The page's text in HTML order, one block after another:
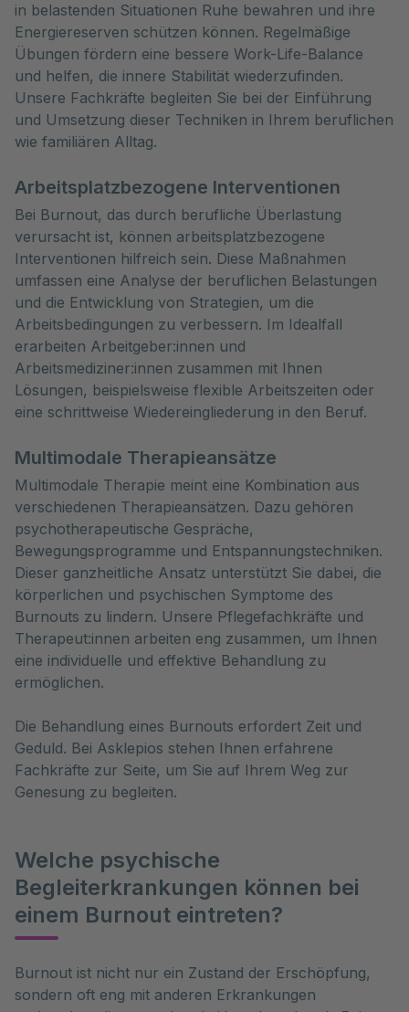
in belastenden Situationen Ruhe bewahren und ihre
Energiereserven schützen können. Regelmäßige
Übungen fördern eine bessere Work-Life-Balance
und helfen, die innere Stabilität wiederzufinden.
Unsere Fachkräfte begleiten Sie bei der Einführung
und Umsetzung dieser Techniken in Ihrem beruflichen
wie familiären Alltag.
Arbeitsplatzbezogene Interventionen
Bei Burnout, das durch berufliche Überlastung
verursacht ist, können arbeitsplatzbezogene
Interventionen hilfreich sein. Diese Maßnahmen
umfassen eine Analyse der beruflichen Belastungen
und die Entwicklung von Strategien, um die
Arbeitsbedingungen zu verbessern. Im Idealfall
erarbeiten Arbeitgeber:innen und
Arbeitsmediziner:innen zusammen mit Ihnen
Lösungen, beispielsweise flexible Arbeitszeiten oder
eine schrittweise Wiedereingliederung in den Beruf.
Multimodale Therapieansätze
Multimodale Therapie meint eine Kombination aus
verschiedenen Therapieansätzen. Dazu gehören
psychotherapeutische Gespräche,
Bewegungsprogramme und Entspannungstechniken.
Dieser ganzheitliche Ansatz unterstützt Sie dabei, die
körperlichen und psychischen Symptome des
Burnouts zu lindern. Unsere Pflegefachkräfte und
Therapeut:innen arbeiten eng zusammen, um Ihnen
eine individuelle und effektive Behandlung zu
ermöglichen.
Die Behandlung eines Burnouts erfordert Zeit und
Geduld. Bei Asklepios stehen Ihnen erfahrene
Fachkräfte zur Seite, um Sie auf Ihrem Weg zur
Genesung zu begleiten.
Welche psychische
Begleiterkrankungen können bei
einem Burnout eintreten?
Burnout ist nicht nur ein Zustand der Erschöpfung,
sondern oft eng mit anderen Erkrankungen